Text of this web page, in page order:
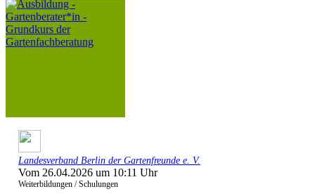
Landesverband Berlin der Gartenfreunde e. V.
Vom 26.04.2026 um 10:11 Uhr
Weiterbildungen / Schulungen